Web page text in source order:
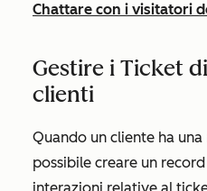
Chattare con i visitatori
Gestire i Ticket
clienti
Quando un cliente ha
possibile creare un